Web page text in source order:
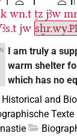
wn.t ṯz jꜣw
jw sḫr.wy.
I am truly a
warm shelter
which has no
Historical and